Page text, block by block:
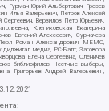
Гурман Юрий Альбертович, Грезев
Илья Валерьевич, Петров Алексей
Верзилов Петр Юрьевич,
Клепиковская Екатерина
Евгений Алексеевич, Сурначева
Перл Роман Александрович, МЕМО,
диджитал медиа, РС-Балт, Заговора
Елена Сергеевна, Оленичев
библиофилов, Честные выборы,
Григорьев Андрей Валерьевич ,